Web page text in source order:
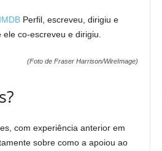
IMDBPerfil, escreveu, dirigiu e
ele co-escreveu e dirigiu.
(Foto de Fraser Harrison/WireImage)
com experiência anterior em
sobre como a apoiou ao